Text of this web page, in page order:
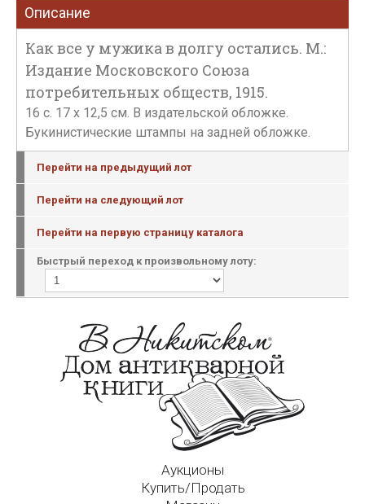
Описание
Как все у мужика в долгу остались. М.:
Издание Московского Союза
потребительных обществ, 1915.
16 с. 17 х 12,5 см. В издательской обложке.
Букинистические штампы на задней обложке.
Перейти на предыдущий лот
Перейти на следующий лот
Перейти на первую страницу каталога
Быстрый переход к произвольному лоту:
Аукционы
Купить/Продать